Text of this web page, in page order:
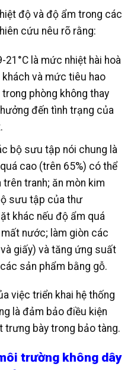
độ và độ ẩm trong các
cứu nêu rõ rằng:
là mức nhiệt hài hoà
và mức tiêu hao
phòng không thay
đến tình trạng của
bộ sưu tập nói chung là
cao (trên 65%) có thể
tranh; ăn mòn kim
sưu tập của thư
khác nếu độ ẩm quá
nước; làm giòn các
giấy) và tăng ứng suất
sản phẩm bằng gỗ.
việc triển khai hệ thống
là đảm bảo điều kiện
bày trong bảo tàng.
trường không dây